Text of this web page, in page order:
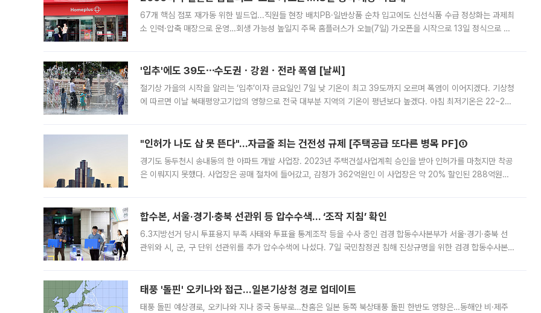
67개 핵심 점포 재가동 위한 빌드업...직원들 현장 배치PB·일반상품 순차 입고에도 신선식품 수급 정상화는 과제최
소 인력·압축 매장으로 운영…회생 가능성 높일지 주목 홈플러스가 오늘(7일) 가오픈을 시작으로 13일 정식으로 재
'입추'에도 39도⋯수도권ㆍ강원ㆍ전라 폭염 [날씨]
절기상 가을의 시작을 알리는 ‘입추’이자 금요일인 7일 낮 기온이 최고 39도까지 오르며 폭염이 이어지겠다. 기상청
에 따르면 이날 북태평양고기압의 영향으로 전국 대부분 지역의 기온이 평년보다 높겠다. 아침 최저기온은 22~27
"인허가 나도 삽 못 뜬다"…자금줄 죄는 건전성 규제 [주택공급 또다른 병목 PF]①
경기도 동두천시 송내동의 한 아파트 개발 사업장. 2023년 주택건설사업계획 승인을 받아 인허가를 마쳤지만 착공
은 이뤄지지 못했다. 사업장은 공매 절차에 들어갔고, 감정가 362억원인 이 사업장은 약 20% 할인된 288억원에
합수본, 서울·경기·충북 선관위 등 압수수색… ‘조작 지침’ 확인
6.3지방선거 당시 투표용지 부족 사태와 투표율 통계조작 등을 수사 중인 검경 합동수사본부가 서울·경기·충북 선
관위와 시, 군, 구 단위 선관위를 추가 압수수색에 나섰다. 7일 국민참정권 침해 진상규명을 위한 검경 합동수사본
태풍 '돌핀' 오키나와 접근…일본기상청 경로 업데이트
태풍 돌핀 예상경로, 오키나와 지나 중국 동부로…찬홈은 일본 동쪽 북상태풍 돌핀 한반도 영향은…동해안 비·제주